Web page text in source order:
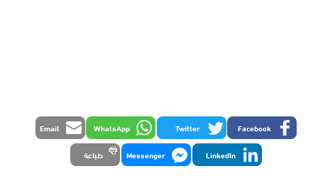
Facebook
Twitter
WhatsApp
Email
LinkedIn
Messenger طباعة